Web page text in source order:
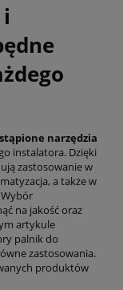
narzędzia
instalatora. Dzięki
zastosowanie w
a także w
na jakość oraz
artykule
palnik do
zastosowania.
produktów